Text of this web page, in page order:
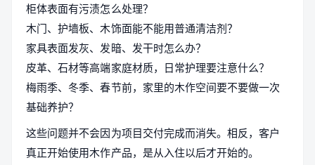
柜体表面有污渍怎么处理？
木门、护墙板、木饰面能不能用普通清洁剂？
家具表面发灰、发暗、发干时怎么办？
皮革、石材等高端家庭材质，日常护理要注意什么？
梅雨季、冬季、春节前，家里的木作空间要不要做一次
基础养护？
这些问题并不会因为项目交付完成而消失。相反，客户
真正开始使用木作产品，是从入住以后才开始的。